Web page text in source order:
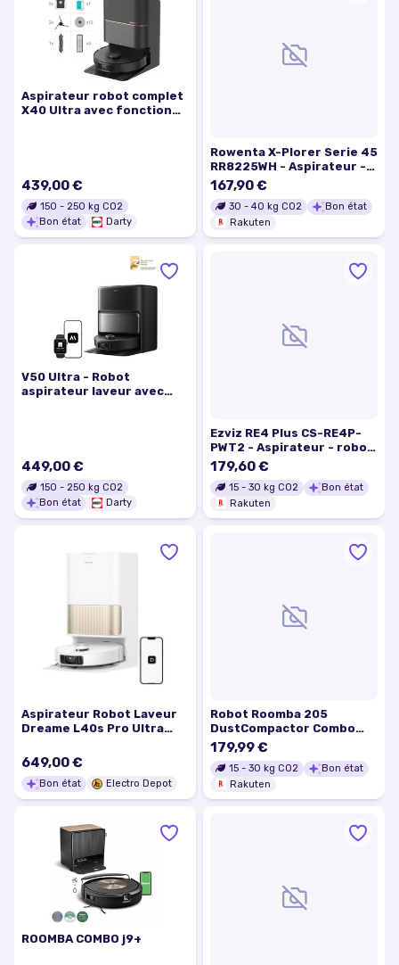
Aspirateur robot complet
X40 Ultra avec fonction
439,00 €
150 - 250 kg CO2
Bon état
Darty
Rowenta X-Plorer Serie 45
RR8225WH - Aspirateur -
robot - sans sac - noir
167,90 €
30 - 40 kg CO2
Bon état
Rakuten
V50 Ultra - Robot
aspirateur laveur avec
449,00 €
150 - 250 kg CO2
Bon état
Darty
Ezviz RE4 Plus CS-RE4P-
PWT2 - Aspirateur - robot
- sans sac
179,60 €
15 - 30 kg CO2
Bon état
Rakuten
Aspirateur Robot Laveur
Dreame L40s Pro Ultra
649,00 €
Bon état Electro Depot
Robot Roomba 205
DustCompactor Combo
Noir iRobot
179,99 €
15 - 30 kg CO2
Bon état
Rakuten
ROOMBA COMBO j9+